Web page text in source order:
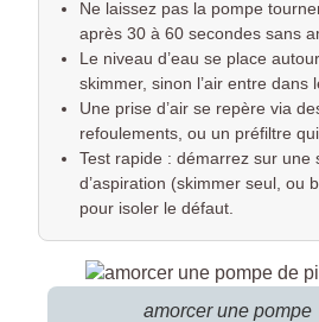
Ne laissez pas la pompe
après 30 à 60 secondes sans
Le niveau d’eau se place
skimmer, sinon l’air entre dans
Une prise d’air se repère via
refoulements, ou un préfiltre qui
Test rapide : démarrez sur une
d’aspiration (skimmer seul, ou
pour isoler le défaut.
amorcer une pompe